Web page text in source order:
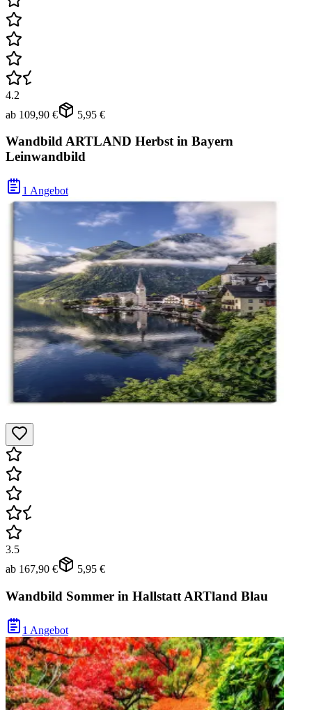
4.2
ab 109,90 € 5,95 €
Wandbild ARTLAND Herbst in Bayern
Leinwandbild
1 Angebot
3.5
ab 167,90 € 5,95 €
Wandbild Sommer in Hallstatt ARTland Blau
1 Angebot